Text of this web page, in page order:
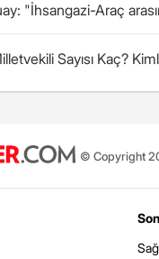
"İhsangazi-Araç
Sayısı Kaç?
© Copyright